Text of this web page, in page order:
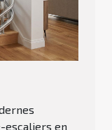
escaliers en